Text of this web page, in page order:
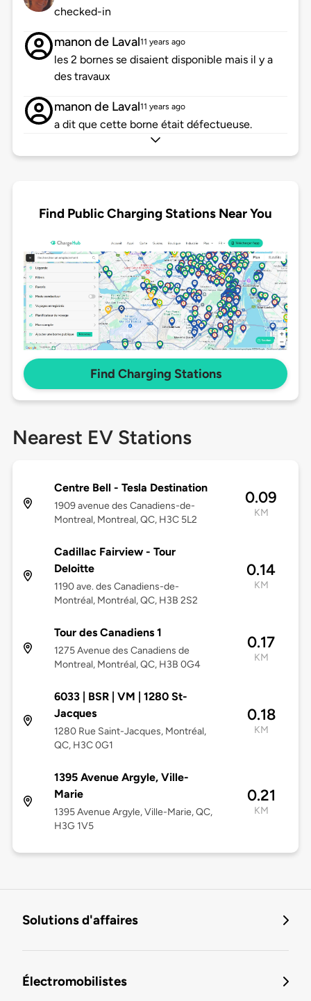
checked-in
manon de Laval11 years ago
les 2 bornes se disaient disponible mais il y a
des travaux
manon de Laval11 years ago
a dit que cette borne était défectueuse.
Find Public Charging Stations Near You
Find Charging Stations
Nearest EV Stations
Centre Bell - Tesla Destination
1909 avenue des Canadiens-de-
Montreal, Montreal, QC, H3C 5L2
0.09
KM
Cadillac Fairview - Tour
Deloitte
1190 ave. des Canadiens-de-
Montréal, Montréal, QC, H3B 2S2
0.14
KM
Tour des Canadiens 1
1275 Avenue des Canadiens de
Montreal, Montréal, QC, H3B 0G4
0.17
KM
6033 | BSR | VM | 1280 St-
Jacques
1280 Rue Saint-Jacques, Montréal,
QC, H3C 0G1
0.18
KM
1395 Avenue Argyle, Ville-
Marie
1395 Avenue Argyle, Ville-Marie, QC,
H3G 1V5
0.21
KM
Solutions d'affaires
Électromobilistes